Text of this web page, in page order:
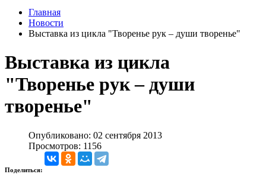
Главная
Новости
Выставка из цикла "Творенье рук – души творенье"
Выставка из цикла
"Творенье рук – души
творенье"
Опубликовано: 02 сентября 2013
Просмотров: 1156
Поделиться: